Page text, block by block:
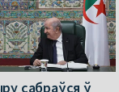
сабраўся ў